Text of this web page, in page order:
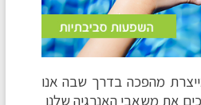
מהפכה בדרך שבה אנו
את משאבי האנרגיה שלנו